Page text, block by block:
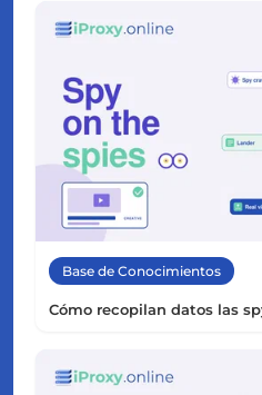
Base de Conocimientos
Cómo recopilan datos las